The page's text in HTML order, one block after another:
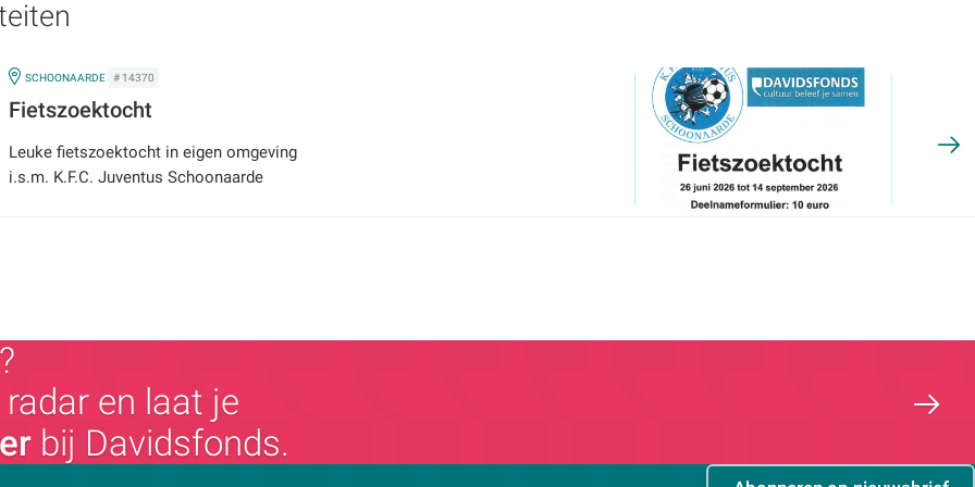
IN
SCHOONAARDE # 14370
Fietszoektocht
Leuke fietszoektocht in eigen omgeving
i.s.m. K.F.C. Juventus Schoonaarde
en laat je
bij Davidsfonds.